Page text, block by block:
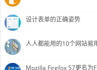
设计表单的正确姿势
人人都能用的10个网站易
Mozilla Firefox 57更名为